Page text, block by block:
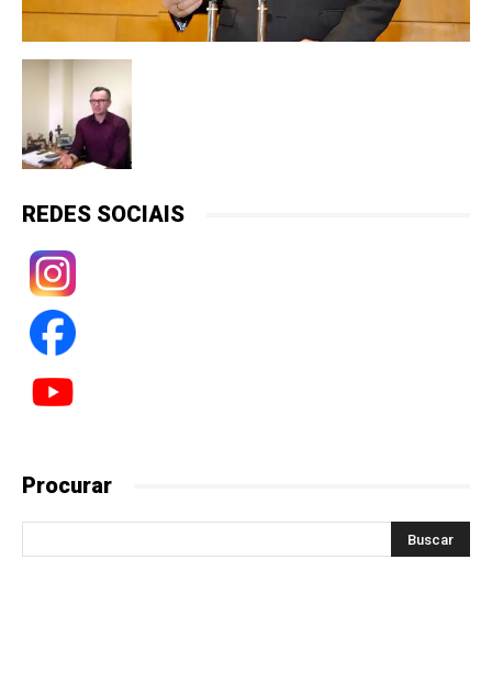
REDES SOCIAIS
Procurar